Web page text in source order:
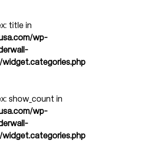
title in
wp-
show_count in
wp-